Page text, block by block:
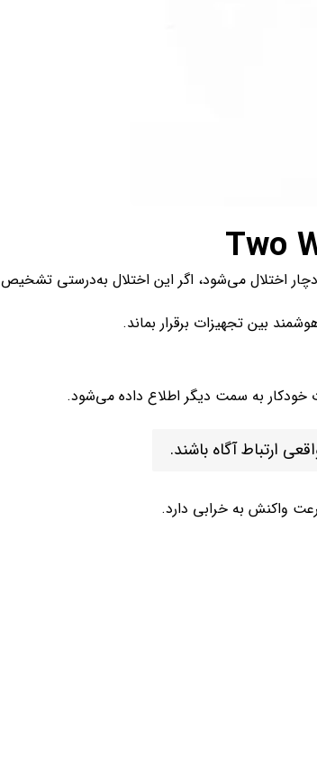
اختلال می‌شود، اگر این اختلال به‌درستی تشخیص
بین تجهیزات برقرار بماند.
به سمت دیگر اطلاع داده می‌شود.
واکنش به خرابی دارد.